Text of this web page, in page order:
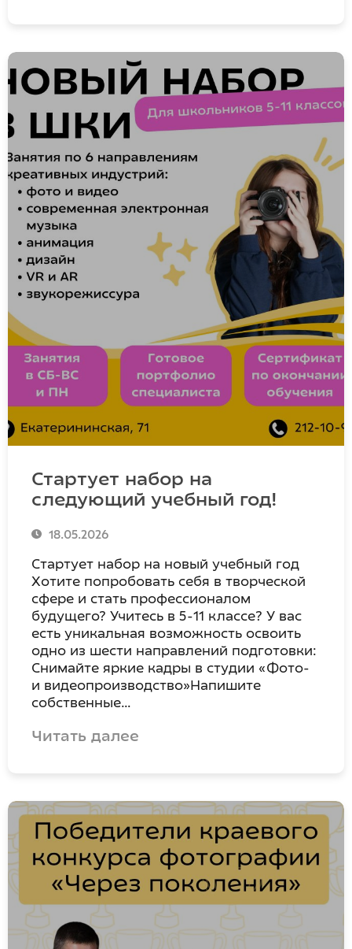
Стартует набор на
следующий учебный год!
18.05.2026
Стартует набор на новый учебный год
Хотите попробовать себя в творческой
сфере и стать профессионалом
будущего? Учитесь в 5-11 классе? У вас
есть уникальная возможность освоить
одно из шести направлений подготовки:
Снимайте яркие кадры в студии «Фото-
и видеопроизводство»Напишите
собственные…
Читать далее